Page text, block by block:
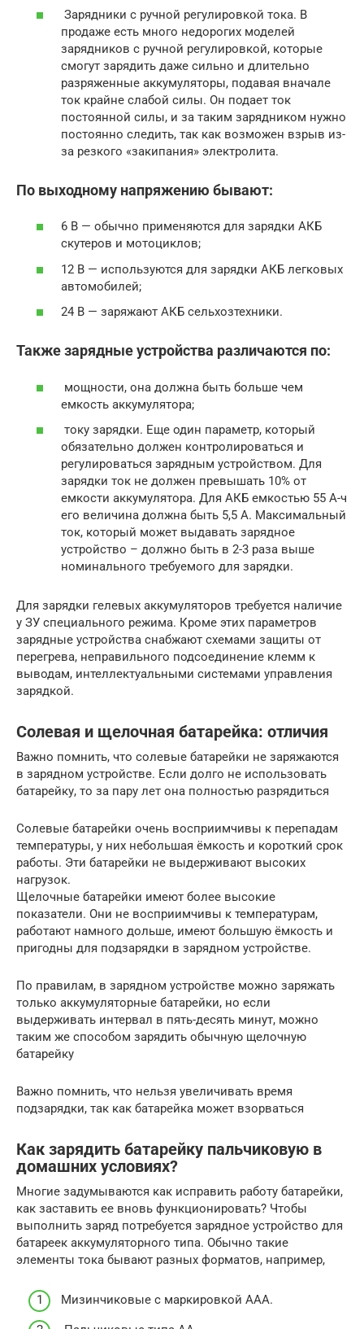
Зарядники с ручной регулировкой тока. В
продаже есть много недорогих моделей
зарядников с ручной регулировкой, которые
смогут зарядить даже сильно и длительно
разряженные аккумуляторы, подавая вначале
ток крайне слабой силы. Он подает ток
постоянной силы, и за таким зарядником нужно
постоянно следить, так как возможен взрыв из-
за резкого «закипания» электролита.
По выходному напряжению бывают:
6 В — обычно применяются для зарядки АКБ
скутеров и мотоциклов;
12 В — используются для зарядки АКБ легковых
автомобилей;
24 В — заряжают АКБ сельхозтехники.
Также зарядные устройства различаются по:
мощности, она должна быть больше чем
емкость аккумулятора;
току зарядки. Еще один параметр, который
обязательно должен контролироваться и
регулироваться зарядным устройством. Для
зарядки ток не должен превышать 10% от
емкости аккумулятора. Для АКБ емкостью 55 А-ч
его величина должна быть 5,5 А. Максимальный
ток, который может выдавать зарядное
устройство – должно быть в 2-3 раза выше
номинального требуемого для зарядки.
Для зарядки гелевых аккумуляторов требуется наличие
у ЗУ специального режима. Кроме этих параметров
зарядные устройства снабжают схемами защиты от
перегрева, неправильного подсоединение клемм к
выводам, интеллектуальными системами управления
зарядкой.
Солевая и щелочная батарейка: отличия
Важно помнить, что солевые батарейки не заряжаются
в зарядном устройстве. Если долго не использовать
батарейку, то за пару лет она полностью разрядиться
Солевые батарейки очень восприимчивы к перепадам
температуры, у них небольшая ёмкость и короткий срок
работы. Эти батарейки не выдерживают высоких
нагрузок.
Щелочные батарейки имеют более высокие
показатели. Они не восприимчивы к температурам,
работают намного дольше, имеют большую ёмкость и
пригодны для подзарядки в зарядном устройстве.
По правилам, в зарядном устройстве можно заряжать
только аккумуляторные батарейки, но если
выдерживать интервал в пять-десять минут, можно
таким же способом зарядить обычную щелочную
батарейку
Важно помнить, что нельзя увеличивать время
подзарядки, так как батарейка может взорваться
Как зарядить батарейку пальчиковую в
домашних условиях?
Многие задумываются как исправить работу батарейки,
как заставить ее вновь функционировать? Чтобы
выполнить заряд потребуется зарядное устройство для
батареек аккумуляторного типа. Обычно такие
элементы тока бывают разных форматов, например,
Мизинчиковые с маркировкой ААА.